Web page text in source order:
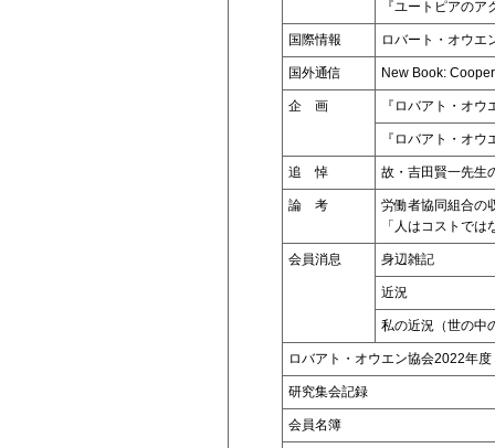
『ユートピアの
国際情報 ロバート・オウエ
国外通信 New Book:
企 画 『ロバアト・オ
『ロバアト・オ
追 悼 故・吉田賢一先生
論 考
労働者協同組合の
「人はコストで
会員消息 身辺雑記
近況
私の近況（世の中
ロバアト・オウエン協会2022年
研究集会記録
会員名簿